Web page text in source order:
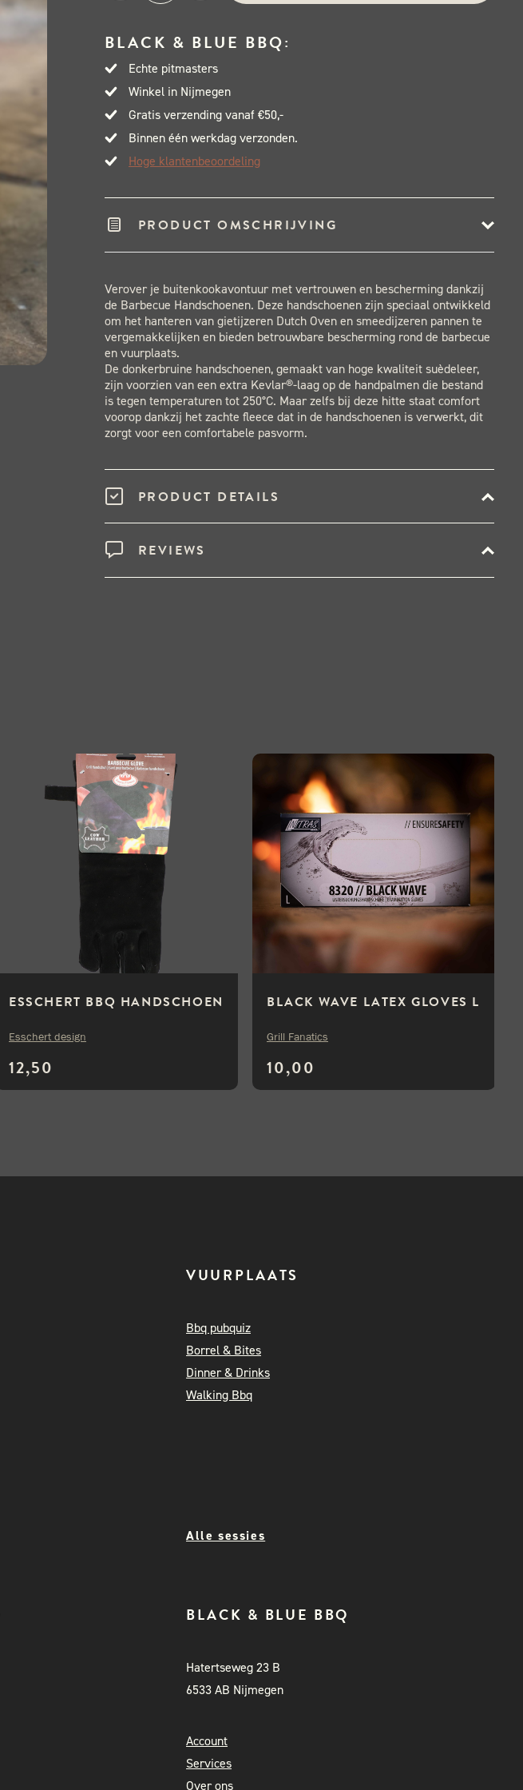
Gloves
aantal
BLACK & BLUE BBQ:
Echte pitmasters
Winkel in Nijmegen
Gratis verzending vanaf €50,-
Binnen één werkdag verzonden.
Hoge klantenbeoordeling
PRODUCT OMSCHRIJVING
Verover je buitenkookavontuur met vertrouwen en bescherming dankzij
de Barbecue Handschoenen. Deze handschoenen zijn speciaal ontwikkeld
om het hanteren van gietijzeren Dutch Oven en smeedijzeren pannen te
vergemakkelijken en bieden betrouwbare bescherming rond de barbecue
en vuurplaats.
De donkerbruine handschoenen, gemaakt van hoge kwaliteit suèdeleer,
zijn voorzien van een extra Kevlar®-laag op de handpalmen die bestand
is tegen temperaturen tot 250°C. Maar zelfs bij deze hitte staat comfort
voorop dankzij het zachte fleece dat in de handschoenen is verwerkt, dit
zorgt voor een comfortabele pasvorm.
PRODUCT DETAILS
REVIEWS
ESSCHERT BBQ HANDSCHOEN
12,50
Esschert design
BLACK WAVE LATEX GLOVES L
10,00
Grill Fanatics
VUURPLAATS
Bbq pubquiz
Borrel & Bites
Dinner & Drinks
Walking Bbq
Alle sessies
BLACK & BLUE BBQ
Hatertseweg 23 B
6533 AB Nijmegen
Account
Services
Over ons